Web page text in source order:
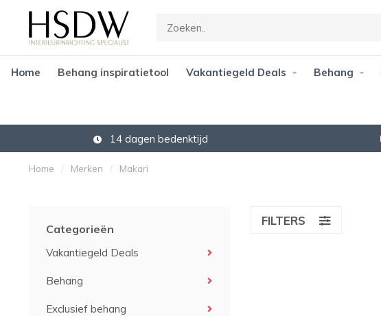
Home Behang inspiratietool Vakantiegeld Deals Behang
14 dagen bedenktijd
Home / Merken / Makari
Categorieën
Vakantiegeld Deals
Behang
Exclusief behang
FILTERS